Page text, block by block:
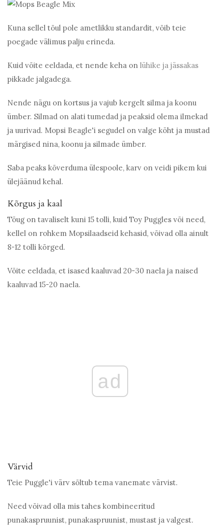
Kuna sellel tõul pole ametlikku standardit, võib teie
poegade välimus palju erineda.
Kuid võite eeldada, et nende keha on lühike ja jässakas
pikkade jalgadega.
Nende nägu on kortsus ja vajub kergelt silma ja koonu
ümber. Silmad on alati tumedad ja peaksid olema ilmekad
ja uurivad. Mopsi Beagle'i segudel on valge kõht ja mustad
märgised nina, koonu ja silmade ümber.
Saba peaks kõverduma ülespoole, karv on veidi pikem kui
ülejäänud kehal.
Kõrgus ja kaal
Tõug on tavaliselt kuni 15 tolli, kuid Toy Puggles või need,
kellel on rohkem Mopsilaadseid kehasid, võivad olla ainult
8-12 tolli kõrged.
Võite eeldada, et isased kaaluvad 20-30 naela ja naised
kaaluvad 15-20 naela.
ad
Värvid
Teie Puggle'i värv sõltub tema vanemate värvist.
Need võivad olla mis tahes kombineeritud
punakaspruunist, punakaspruunist, mustast ja valgest.